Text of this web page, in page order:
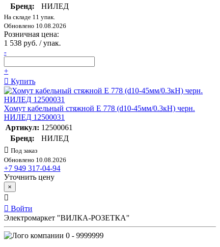
Бренд:
НИЛЕД
На складе 11 упак.
Обновлено 10.08.2026
Розничная цена:
1 538 руб. / упак.
-
+
Купить
Хомут кабельный стяжной E 778 (d10-45мм/0.3кН) черн.
НИЛЕД 12500031
Артикул: 12500061
Бренд:
НИЛЕД
Под заказ
Обновлено 10.08.2026
+7 949 317-04-94
Уточнить цену
×
Войти
Электромаркет "ВИЛКА-РОЗЕТКА"
0 - 9999999